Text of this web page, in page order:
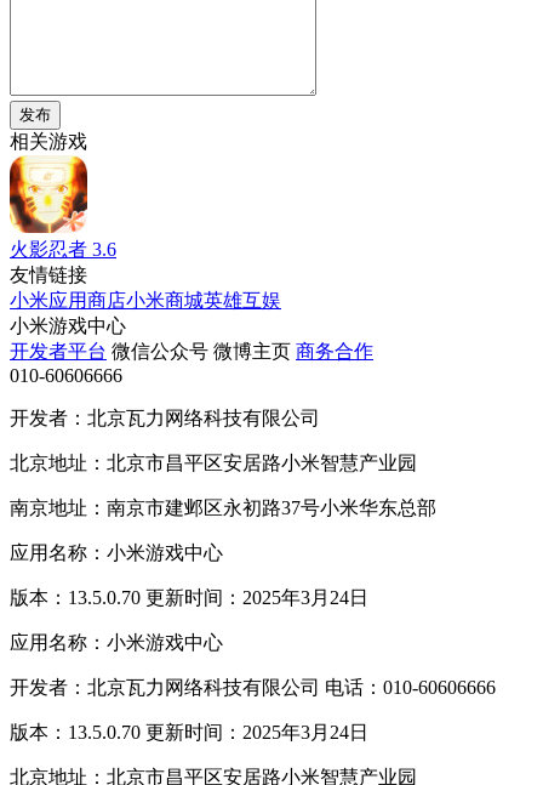
发布
相关游戏
火影忍者 3.6
友情链接
小米应用商店小米商城英雄互娱
小米游戏中心
开发者平台 微信公众号 微博主页 商务合作
010-60606666
开发者：北京瓦力网络科技有限公司
北京地址：北京市昌平区安居路小米智慧产业园
南京地址：南京市建邺区永初路37号小米华东总部
应用名称：小米游戏中心
版本：13.5.0.70 更新时间：2025年3月24日
应用名称：小米游戏中心
开发者：北京瓦力网络科技有限公司 电话：010-60606666
版本：13.5.0.70 更新时间：2025年3月24日
北京地址：北京市昌平区安居路小米智慧产业园